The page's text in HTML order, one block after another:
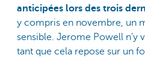
anticipées lors des trois
y compris en novembre, un
sensible. Jerome Powell n'y
tant que cela repose sur un